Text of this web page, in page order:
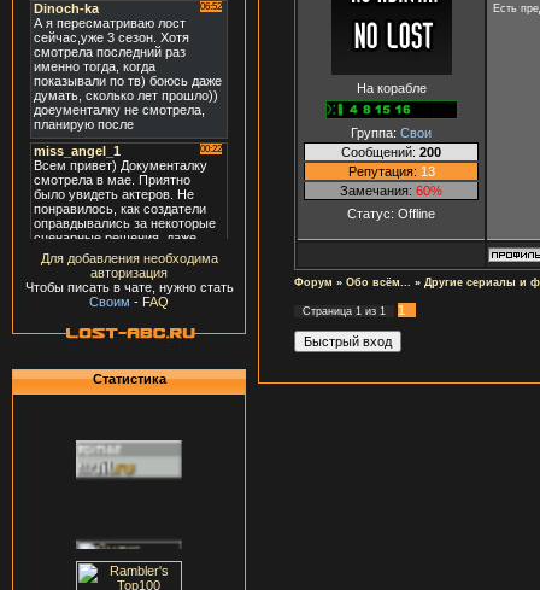
Для добавления необходима
авторизация
Чтобы писать в чате, нужно стать
Своим - FAQ
Статистика
На корабле
Группа: Свои
Сообщений: 200
Репутация: 13
Замечания: 60%
Статус: Offline
Есть
Форум » Обо всём... » Другие сериалы и
Страница 1 из 1 1